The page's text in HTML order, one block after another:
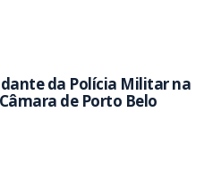
da Polícia Militar na
de Porto Belo